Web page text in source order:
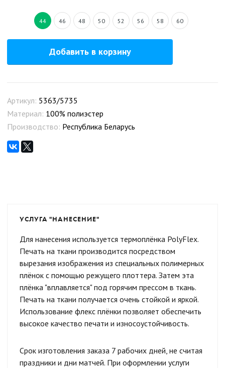
44 46 48 50 52 56 58 60
Добавить в корзину
Артикул: 5363/5735
Материал: 100% полиэстер
Производство: Республика Беларусь
УСЛУГА "НАНЕСЕНИЕ"
Для нанесения используется термоплёнка PolyFlex.
Печать на ткани производится посредством
вырезания изображения из специальных полимерных
плёнок с помощью режущего плоттера. Затем эта
плёнка "вплавляется" под горячим прессом в ткань.
Печать на ткани получается очень стойкой и яркой.
Использование флекс плёнки позволяет обеспечить
высокое качество печати и износоустойчивость.
Срок изготовления заказа 7 рабочих дней, не считая
праздники и дни матчей. При оформлении услуги